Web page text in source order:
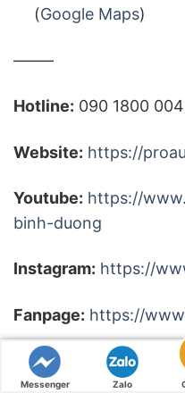
(Google Maps)
——–
Hotline: 090 1800 004
Website: https://
Youtube: https://
binh-duong
Instagram: https://
Fanpage: https://
Tiktok:
https://
Messenger Zalo